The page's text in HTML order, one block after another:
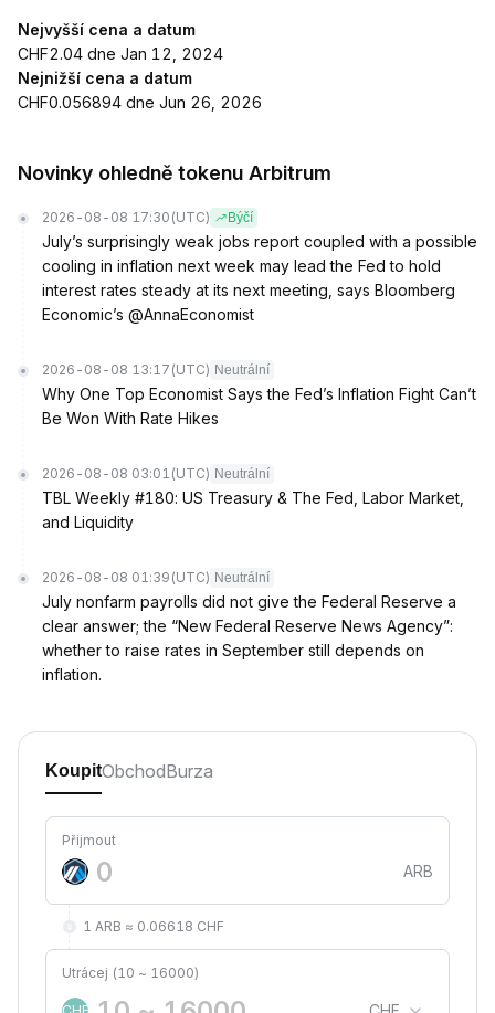
Nejvyšší cena a datum
CHF2.04 dne Jan 12, 2024
Nejnižší cena a datum
CHF0.056894 dne Jun 26, 2026
Novinky ohledně tokenu Arbitrum
2026-08-08 17:30 (UTC) Býčí
July’s surprisingly weak jobs report coupled with a possible
cooling in inflation next week may lead the Fed to hold
interest rates steady at its next meeting, says Bloomberg
Economic’s @AnnaEconomist
2026-08-08 13:17 (UTC) Neutrální
Why One Top Economist Says the Fed’s Inflation Fight Can’t
Be Won With Rate Hikes
2026-08-08 03:01 (UTC) Neutrální
TBL Weekly #180: US Treasury & The Fed, Labor Market,
and Liquidity
2026-08-08 01:39 (UTC) Neutrální
July nonfarm payrolls did not give the Federal Reserve a
clear answer; the “New Federal Reserve News Agency”:
whether to raise rates in September still depends on
inflation.
KoupitObchodBurza
Přijmout
ARB
1 ARB ≈ 0.06618 CHF
Utrácej (10 ~ 16000)